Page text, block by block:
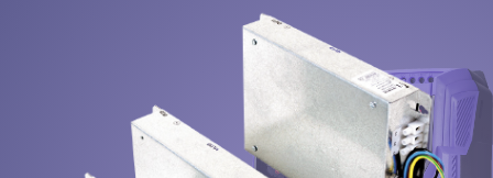
Política de privacidad
Mapa del sitio
iSource Acceso